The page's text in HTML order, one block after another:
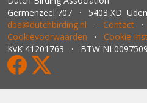
Germenzeel 707 · 5403 XD Uden
dba@dutchbirding.nl · Contact ·
Cookievoorwaarden · Cookie-
KvK 41201763 · BTW